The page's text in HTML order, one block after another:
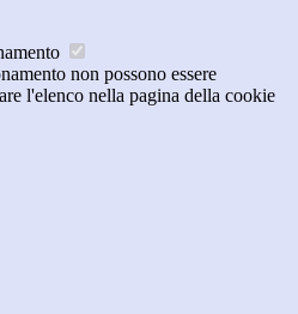
non possono essere
l'elenco nella pagina della cookie